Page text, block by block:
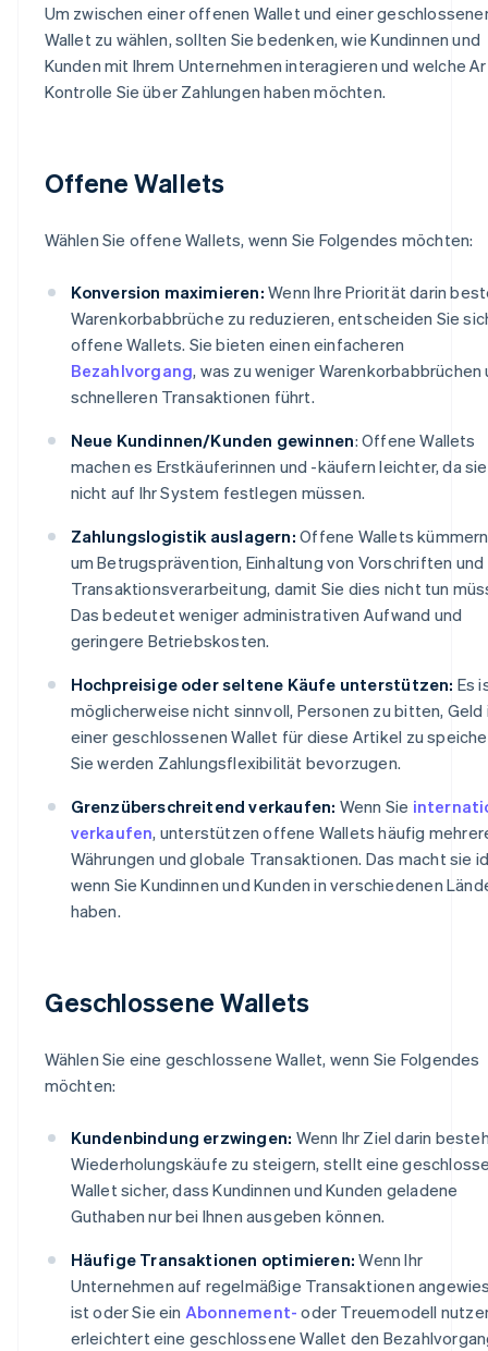
Um zwischen einer offenen Wallet und einer
Wallet zu wählen, sollten Sie bedenken, wie Kundinnen und
Kunden mit Ihrem Unternehmen interagieren und welche
Kontrolle Sie über Zahlungen haben möchten.
Offene Wallets
Wählen Sie offene Wallets, wenn Sie Folgendes möchten:
Konversion maximieren: Wenn Ihre Priorität darin
Warenkorbabbrüche zu reduzieren, entscheiden Sie
offene Wallets. Sie bieten einen einfacheren
Bezahlvorgang, was zu weniger Warenkorbabbrüchen
schnelleren Transaktionen führt.
Neue Kundinnen/Kunden gewinnen: Offene Wallets
machen es Erstkäuferinnen und -käufern leichter, da
nicht auf Ihr System festlegen müssen.
Zahlungslogistik auslagern: Offene Wallets
um Betrugsprävention, Einhaltung von Vorschriften und
Transaktionsverarbeitung, damit Sie dies nicht tun
Das bedeutet weniger administrativen Aufwand und
geringere Betriebskosten.
Hochpreisige oder seltene Käufe unterstützen: Es
möglicherweise nicht sinnvoll, Personen zu bitten, Geld
einer geschlossenen Wallet für diese Artikel zu
Sie werden Zahlungsflexibilität bevorzugen.
Grenzüberschreitend verkaufen: Wenn Sie
verkaufen, unterstützen offene Wallets häufig
Währungen und globale Transaktionen. Das macht sie
wenn Sie Kundinnen und Kunden in verschiedenen
haben.
Geschlossene Wallets
Wählen Sie eine geschlossene Wallet, wenn Sie Folgendes
möchten:
Kundenbindung erzwingen: Wenn Ihr Ziel darin
Wiederholungskäufe zu steigern, stellt eine
Wallet sicher, dass Kundinnen und Kunden geladene
Guthaben nur bei Ihnen ausgeben können.
Häufige Transaktionen optimieren: Wenn Ihr
Unternehmen auf regelmäßige Transaktionen
ist oder Sie ein Abonnement- oder Treuemodell
erleichtert eine geschlossene Wallet den